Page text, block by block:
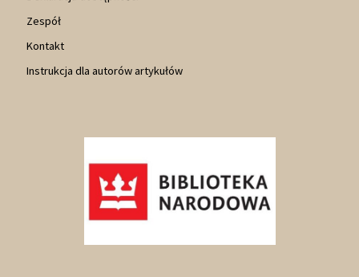
Zespół
Kontakt
Instrukcja dla autorów artykułów